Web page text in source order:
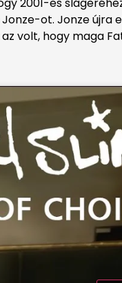
ot. Jonze
volt, hogy maga